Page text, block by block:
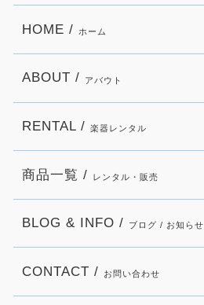
HOME / ホーム
ABOUT / アバウト
RENTAL / 楽器レンタル
商品一覧 / レンタル・販売
BLOG & INFO / ブログ / お知らせ
CONTACT / お問い合わせ